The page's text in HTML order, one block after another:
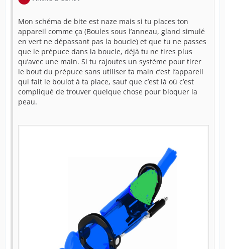
Mon schéma de bite est naze mais si tu places ton
appareil comme ça (Boules sous l’anneau, gland simulé
en vert ne dépassant pas la boucle) et que tu ne passes
que le prépuce dans la boucle, déjà tu ne tires plus
qu’avec une main. Si tu rajoutes un système pour tirer
le bout du prépuce sans utiliser ta main c’est l’appareil
qui fait le boulot à ta place, sauf que c’est là où c’est
compliqué de trouver quelque chose pour bloquer la
peau.